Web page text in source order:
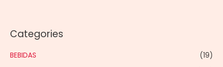
Categories
BEBIDAS
(19)